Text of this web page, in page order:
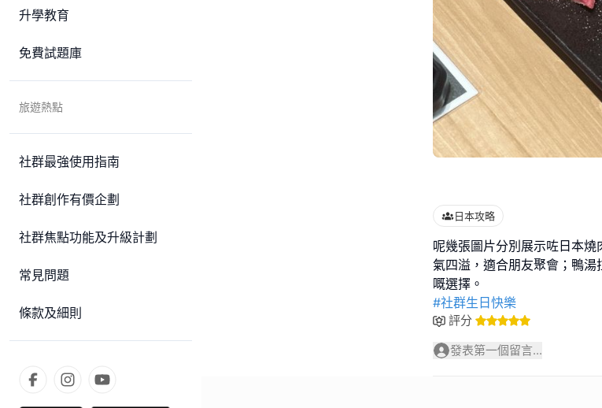
升學教育
免費試題庫
旅遊熱點
社群最強使用指南
社群創作有價企劃
社群焦點功能及升級計劃
常見問題
條款及細則
日本攻略
呢幾張圖片分別展示咗日本
氣四溢，適合朋友聚會；鴨
#社群生日快樂
評分
發表第一個留言...